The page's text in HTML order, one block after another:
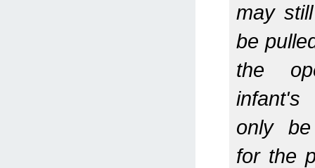
may
be
the
only
for the